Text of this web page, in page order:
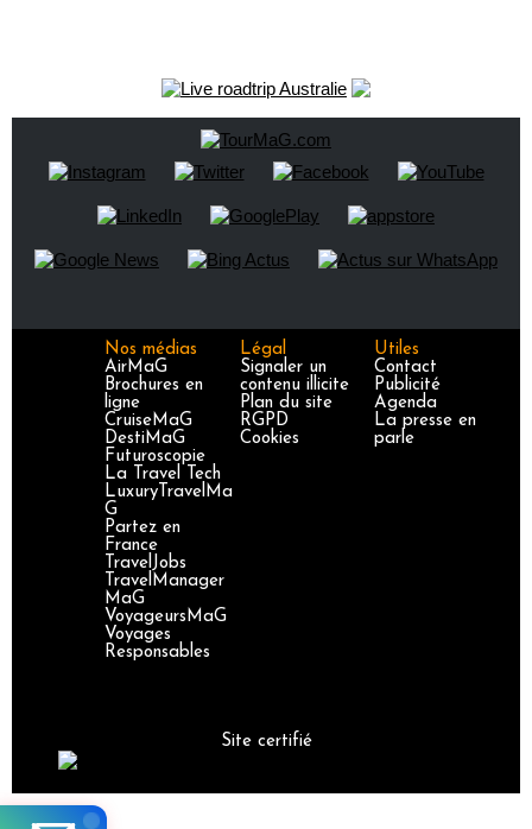
Nos médias
AirMaG
Brochures en
ligne
CruiseMaG
DestiMaG
Futuroscopie
La Travel Tech
LuxuryTravelMa
G
Partez en
France
TravelJobs
TravelManager
MaG
VoyageursMaG
Voyages
Responsables
Légal
Signaler un
contenu illicite
Plan du site
RGPD
Cookies
Utiles
Contact
Publicité
Agenda
La presse en
parle
Site certifié